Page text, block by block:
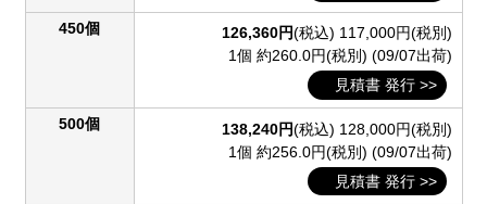
450個 126,360円(税込) 117,000円(税別)
1個 約260.0円(税別) (09/07出荷)
見積書 発行 >>
500個 138,240円(税込) 128,000円(税別)
1個 約256.0円(税別) (09/07出荷)
見積書 発行 >>